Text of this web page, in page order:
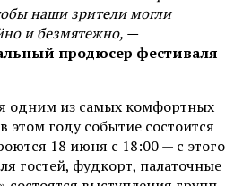
наши зрители могли
и безмятежно, —
продюсер фестиваля
одним из самых комфортных
этом году событие состоится
18 июня с 18:00 — с этого
гостей, фудкорт, палаточные